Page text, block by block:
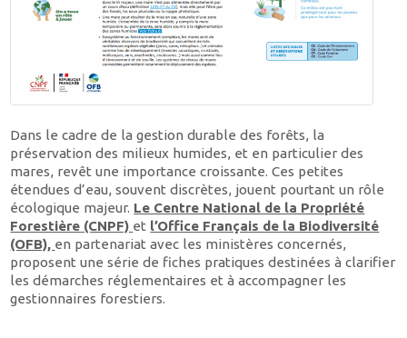
Dans le cadre de la gestion durable des forêts, la
préservation des milieux humides, et en particulier des
mares, revêt une importance croissante. Ces petites
étendues d’eau, souvent discrètes, jouent pourtant un rôle
écologique majeur. Le Centre National de la Propriété
Forestière (CNPF) et l’Office Français de la Biodiversité
(OFB), en partenariat avec les ministères concernés,
proposent une série de fiches pratiques destinées à clarifier
les démarches réglementaires et à accompagner les
gestionnaires forestiers.